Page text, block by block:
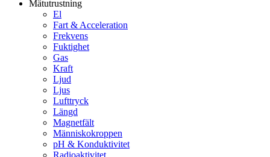
Mätutrustning
El
Fart & Acceleration
Frekvens
Fuktighet
Gas
Kraft
Ljud
Ljus
Lufttryck
Längd
Magnetfält
Människokroppen
pH & Konduktivitet
Radioaktivitet